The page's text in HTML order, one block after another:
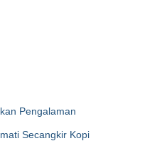
Pengalaman
Secangkir Kopi